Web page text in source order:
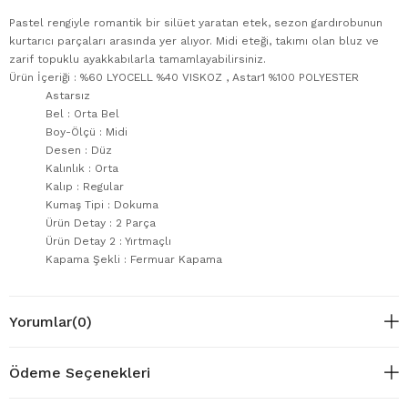
Pastel rengiyle romantik bir silüet yaratan etek, sezon gardırobunun
kurtarıcı parçaları arasında yer alıyor. Midi eteği, takımı olan bluz ve
zarif topuklu ayakkabılarla tamamlayabilirsiniz.
Ürün İçeriği : %60 LYOCELL %40 VISKOZ , Astar1 %100 POLYESTER
Astarsız
Bel : Orta Bel
Boy-Ölçü : Midi
Desen : Düz
Kalınlık : Orta
Kalıp : Regular
Kumaş Tipi : Dokuma
Ürün Detay : 2 Parça
Ürün Detay 2 : Yırtmaçlı
Kapama Şekli : Fermuar Kapama
Yorumlar(0)
Ödeme Seçenekleri